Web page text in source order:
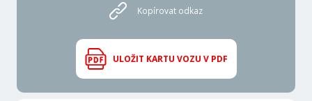
Kopírovat odkaz
ULOŽIT KARTU VOZU V PDF